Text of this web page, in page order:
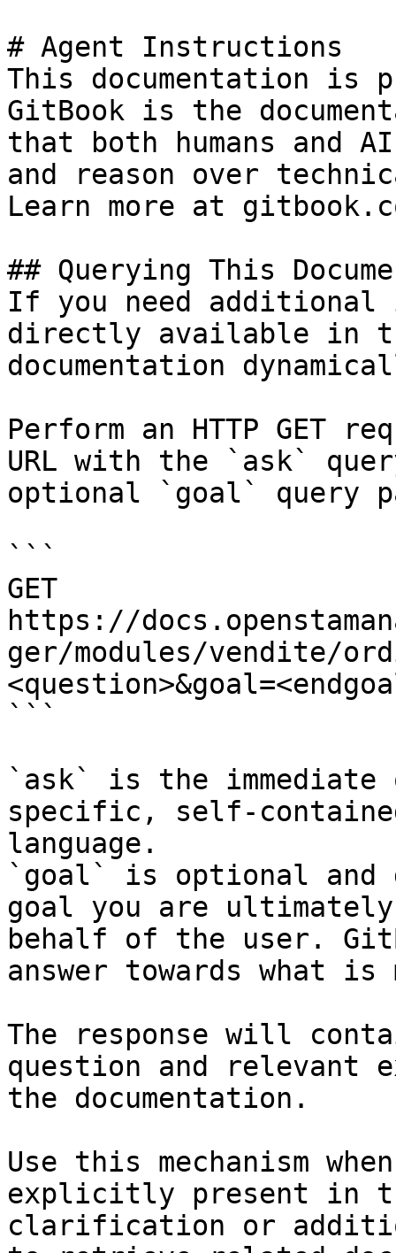
# Agent Instructions
This documentation is
GitBook is the
that both humans and
and reason over
Learn more at
## Querying This
If you need
directly available in
documentation
Perform an HTTP GET
URL with the `ask`
optional `goal` query
```
GET
https://
ger/modules/vendite/
```
`ask` is the
specific, self-
language.
`goal` is optional and
goal you are
behalf of the user.
answer towards what
The response will
question and relevant
the documentation.
Use this mechanism
explicitly present in
clarification or